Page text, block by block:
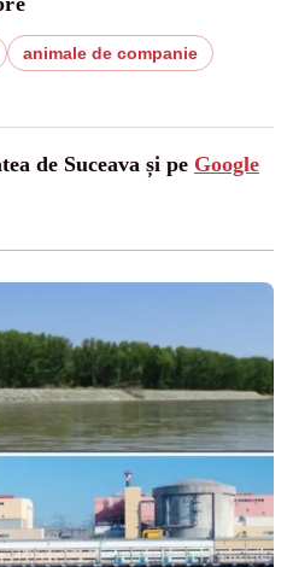
animale de companie
de Suceava și pe Google